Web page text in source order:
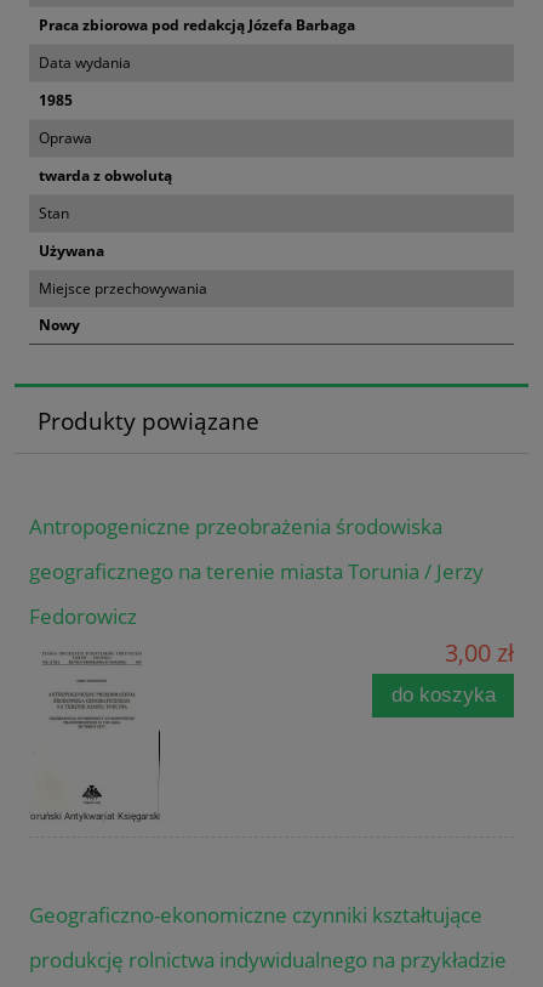
Praca zbiorowa pod redakcją Józefa Barbaga
Data wydania
1985
Oprawa
twarda z obwolutą
Stan
Używana
Miejsce przechowywania
Nowy
Produkty powiązane
Antropogeniczne przeobrażenia środowiska
geograficznego na terenie miasta Torunia / Jerzy
Fedorowicz
3,00 zł
do koszyka
Geograficzno-ekonomiczne czynniki kształtujące
produkcję rolnictwa indywidualnego na przykładzie